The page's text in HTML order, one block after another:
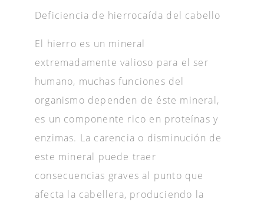
Deficiencia de hierrocaída del cabello
El hierro es un mineral
extremadamente valioso para el ser
humano, muchas funciones del
organismo dependen de éste mineral,
es un componente rico en proteínas y
enzimas. La carencia o disminución de
este mineral puede traer
consecuencias graves al punto que
afecta la cabellera, produciendo la